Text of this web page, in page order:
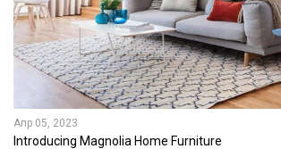
Апр 05, 2023
Introducing Magnolia Home Furniture